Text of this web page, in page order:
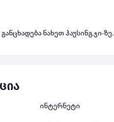
ნახეთ ჰაუსინგ.ჯი-ზე.
ინტერნეტი